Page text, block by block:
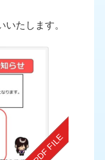
たします。